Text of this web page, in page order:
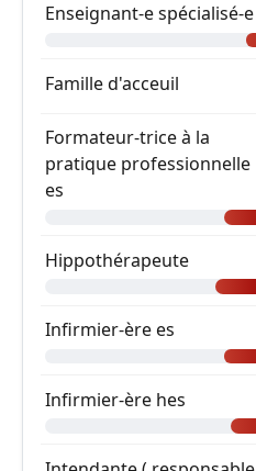
Enseignant-e spécialisé-e
Famille d'acceuil
Formateur-trice à la
pratique professionnelle
es
Hippothérapeute
Infirmier-ère es
Infirmier-ère hes